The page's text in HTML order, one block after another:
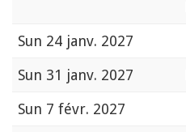
Sun 24 janv. 2027
Sun 31 janv. 2027
Sun 7 févr. 2027